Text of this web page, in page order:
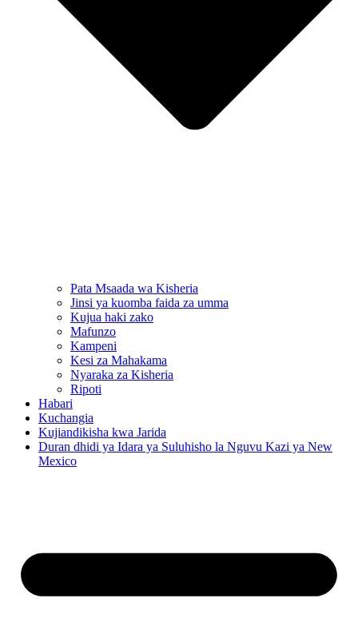
Pata Msaada wa Kisheria
Jinsi ya kuomba faida za umma
Kujua haki zako
Mafunzo
Kampeni
Kesi za Mahakama
Nyaraka za Kisheria
Ripoti
Habari
Kuchangia
Kujiandikisha kwa Jarida
Duran dhidi ya Idara ya Suluhisho la Nguvu Kazi ya New
Mexico